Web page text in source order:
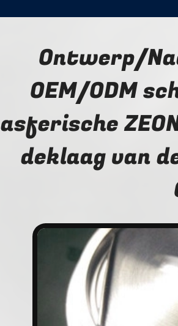
Ontwerp/
OEM/ODM
asferische
deklaag van